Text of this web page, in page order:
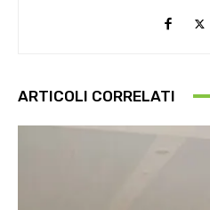
ARTICOLI CORRELATI